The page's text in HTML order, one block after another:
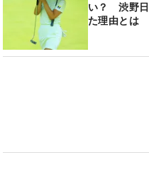
い？ 渋野日
た理由とは